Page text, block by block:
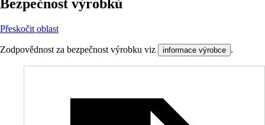
Bezpečnost výrobků
Přeskočit oblast
Zodpovědnost za bezpečnost výrobku viz informace výrobce .